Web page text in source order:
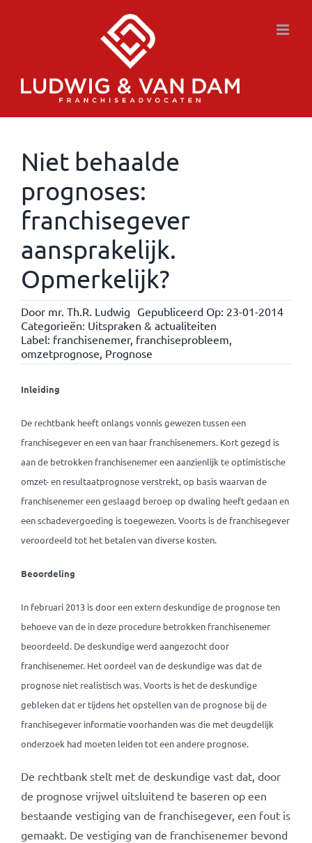
Niet behaalde
prognoses:
franchisegever
aansprakelijk.
Opmerkelijk?
Door mr. Th.R. Ludwig Gepubliceerd Op: 23-01-2014
Categorieën: Uitspraken & actualiteiten
Label: franchisenemer, franchiseprobleem,
omzetprognose, Prognose
Inleiding
De rechtbank heeft onlangs vonnis gewezen tussen een
franchisegever en een van haar franchisenemers. Kort gezegd is
aan de betrokken franchisenemer een aanzienlijk te optimistische
omzet- en resultaatprognose verstrekt, op basis waarvan de
franchisenemer een geslaagd beroep op dwaling heeft gedaan en
een schadevergoeding is toegewezen. Voorts is de franchisegever
veroordeeld tot het betalen van diverse kosten.
Beoordeling
In februari 2013 is door een extern deskundige de prognose ten
behoeve van de in deze procedure betrokken franchisenemer
beoordeeld. De deskundige werd aangezocht door
franchisenemer. Het oordeel van de deskundige was dat de
prognose niet realistisch was. Voorts is het de deskundige
gebleken dat er tijdens het opstellen van de prognose bij de
franchisegever informatie voorhanden was die met deugdelijk
onderzoek had moeten leiden tot een andere prognose.
De rechtbank stelt met de deskundige vast dat, door
de prognose vrijwel uitsluitend te baseren op een
bestaande vestiging van de franchisegever, een fout is
gemaakt. De vestiging van de franchisenemer bevond